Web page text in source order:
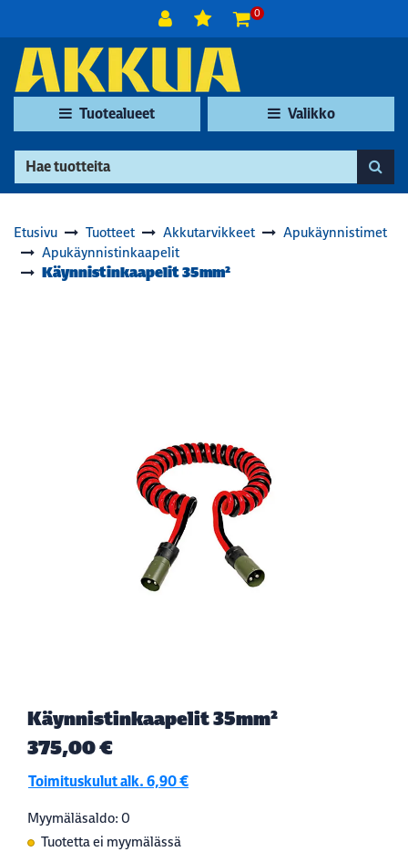
0
Tuotealueet Valikko
Etusivu Tuotteet Akkutarvikkeet
Apukäynnistimet
Apukäynnistinkaapelit
Käynnistinkaapelit 35mm²
Käynnistinkaapelit 35mm²
375,00 €
Toimituskulut alk. 6,90 €
Myymäläsaldo: 0
Tuotetta ei myymälässä